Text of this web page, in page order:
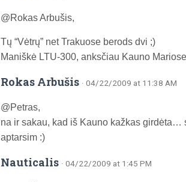
@Rokas Arbušis,
Tų “Vėtrų” net Trakuose berods dvi ;)
Maniškė LTU-300, anksčiau Kauno
Rokas Arbušis · 04/22/2009 at 11:38 AM
@Petras,
na ir sakau, kad iš Kauno kažkas girdėta…
aptarsim :)
Nauticalis · 04/22/2009 at 1:45 PM